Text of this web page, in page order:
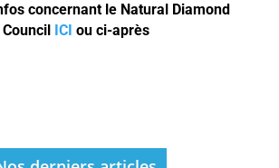
concernant le Natural Diamond
Council ICI ou ci-après